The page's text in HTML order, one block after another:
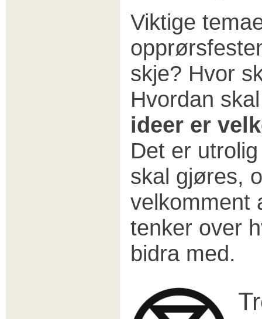
Viktige
skje? Hvor
Hvordan
ideer er
Det er
skal gjøres,
velkomment
tenker over
bidra med.